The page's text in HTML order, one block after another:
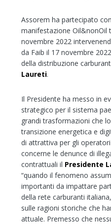
Assorem ha partecipato
manifestazione Oil&nonOil
novembre 2022
da Faib il 17 novembre
della distribuzione
Laureti.
Il Presidente ha messo in
strategico per il sistema
grandi trasformazioni che
transizione energetica e
di attrattiva per gli
concerne le denunce di
contrattuali il Presidente
“quando il fenomeno
importanti da impattare
della rete carburanti
sulle ragioni storiche che
attuale. Premesso che